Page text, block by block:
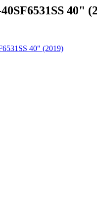
40"